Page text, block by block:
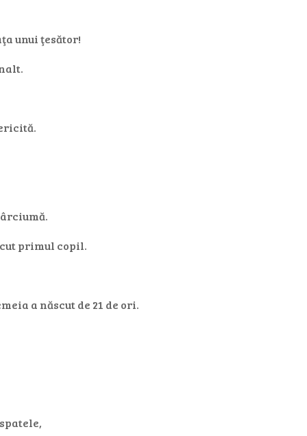
unui ţesător!
primul copil.
a născut de 21 de ori.